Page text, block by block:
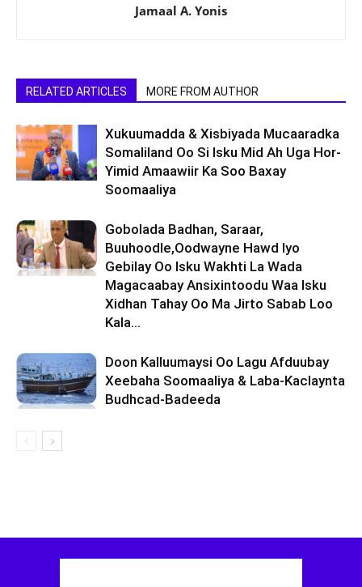
Jamaal A. Yonis
RELATED ARTICLES MORE FROM AUTHOR
Xukuumadda & Xisbiyada Mucaaradka
Somaliland Oo Si Isku Mid Ah Uga Hor-
Yimid Amaawiir Ka Soo Baxay
Soomaaliya
Gobolada Badhan, Saraar,
Buuhoodle,Oodwayne Hawd Iyo
Gebilay Oo Isku Wakhti La Wada
Magacaabay Ansixintoodu Waa Isku
Xidhan Tahay Oo Ma Jirto Sabab Loo
Kala...
Doon Kalluumaysi Oo Lagu Afduubay
Xeebaha Soomaaliya & Laba-Kaclaynta
Budhcad-Badeeda